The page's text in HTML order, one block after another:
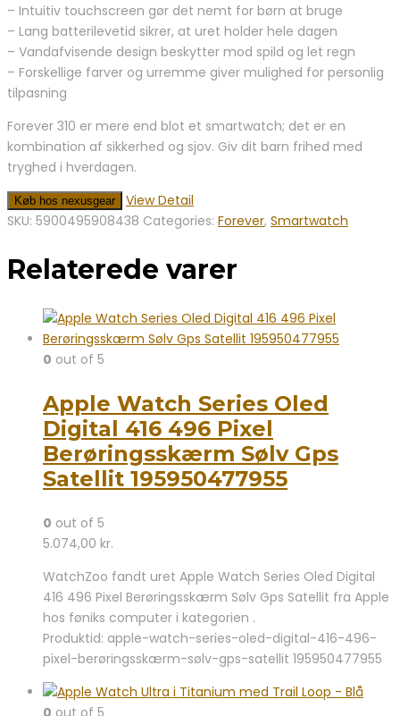
– Intuitiv touchscreen gør det nemt for børn at bruge
– Lang batterilevetid sikrer, at uret holder hele dagen
– Vandafvisende design beskytter mod spild og let regn
– Forskellige farver og urremme giver mulighed for personlig
tilpasning
Forever 310 er mere end blot et smartwatch; det er en
kombination af sikkerhed og sjov. Giv dit barn frihed med
tryghed i hverdagen.
Køb hos nexusgear
View Detail
SKU: 5900495908438 Categories: Forever, Smartwatch
Relaterede varer
0 out of 5
Apple Watch Series Oled
Digital 416 496 Pixel
Berøringsskærm Sølv Gps
Satellit 195950477955
0 out of 5
5.074,00 kr.
WatchZoo fandt uret Apple Watch Series Oled Digital
416 496 Pixel Berøringsskærm Sølv Gps Satellit fra Apple
hos føniks computer i kategorien .
Produktid: apple-watch-series-oled-digital-416-496-
pixel-berøringsskærm-sølv-gps-satellit 195950477955
0 out of 5